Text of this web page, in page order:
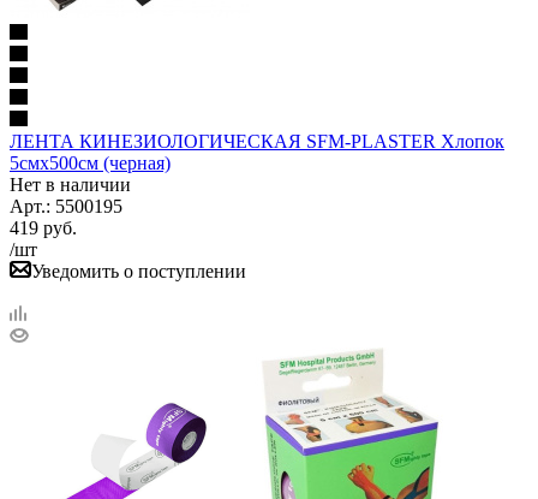
ЛЕНТА КИНЕЗИОЛОГИЧЕСКАЯ SFM-PLASTER Хлопок
5смх500см (черная)
Нет в наличии
Арт.: 5500195
419 руб.
/шт
Уведомить о поступлении